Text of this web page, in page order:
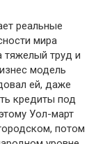
реальные
мира
тяжелый труд и
модель
ей, даже
кредиты под
Уол-март
потом